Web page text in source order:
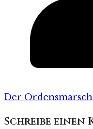
Der
Schreibe einen